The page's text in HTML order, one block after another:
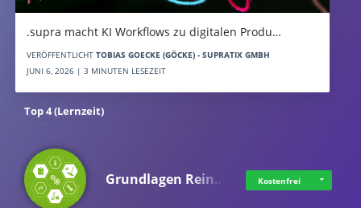
.supra macht KI Workflows zu digitalen Produ…
VERÖFFENTLICHT TOBIAS GOECKE (GÖCKE) - SUPRATIX GMBH
JUNI 6, 2026 | 3 MINUTEN LESEZEIT
Top 4 (Lernzeit)
Grundlagen Rein… Kostenfrei